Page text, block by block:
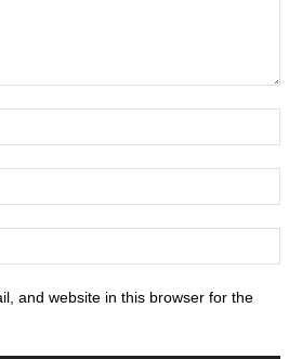
and website in this browser for the